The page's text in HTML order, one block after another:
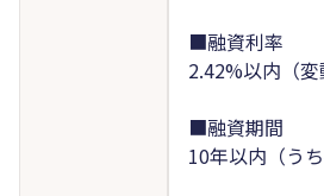
■融資利率
2.42%以内（変
■融資期間
10年以内（う